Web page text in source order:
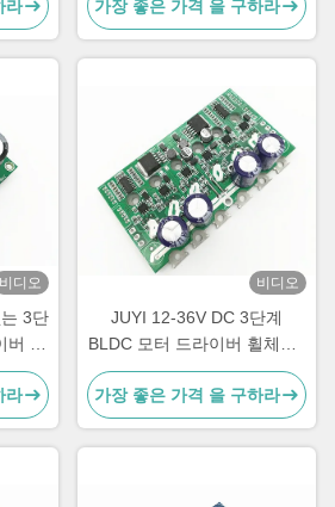
라
가장 좋은 가격 을 구하라
비디오
3단
컨
72V
라
비디오
JUYI 12-36V DC 3단계
BLDC 모터 드라이버 휠체어 /
전기 스케이트보드 모터 컨트
롤러 15A 보드
가장 좋은 가격 을 구하라